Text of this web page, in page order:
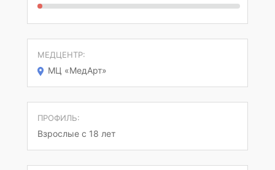
МЕДЦЕНТР:
МЦ «МедАрт»
ПРОФИЛЬ:
Взрослые с 18 лет